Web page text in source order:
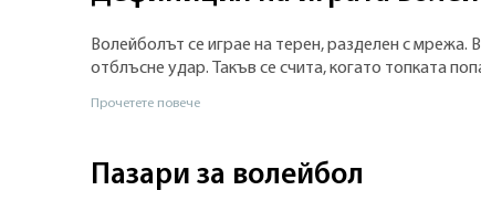
Волейболът се играе на терен, разделен с мрежа.
отблъсне удар. Такъв се счита, когато топката
Прочетете повече
Пазари за волейбол